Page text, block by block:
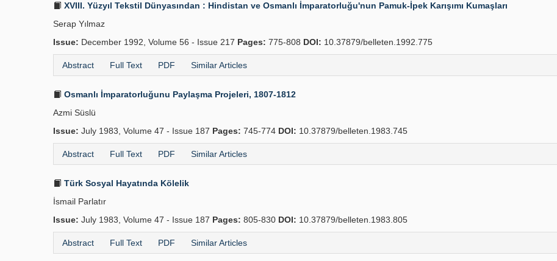
XVIII. Yüzyıl Tekstil Dünyasından : Hindistan ve Osmanlı İmparatorluğu'nun Pamuk-İpek Karışımı Kumaşları
Serap Yılmaz
Issue: December 1992, Volume 56 - Issue 217 Pages: 775-808 DOI: 10.37879/belleten.1992.775
Abstract Full Text PDF Similar Articles
Osmanlı İmparatorluğunu Paylaşma Projeleri, 1807-1812
Azmi Süslü
Issue: July 1983, Volume 47 - Issue 187 Pages: 745-774 DOI: 10.37879/belleten.1983.745
Abstract Full Text PDF Similar Articles
Türk Sosyal Hayatında Kölelik
İsmail Parlatır
Issue: July 1983, Volume 47 - Issue 187 Pages: 805-830 DOI: 10.37879/belleten.1983.805
Abstract Full Text PDF Similar Articles